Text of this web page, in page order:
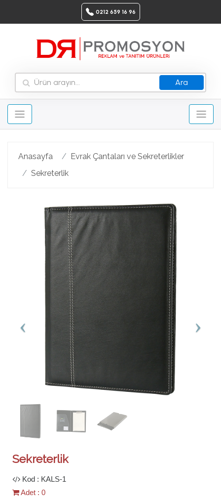
0212 659 16 96
Ara
Anasayfa
Evrak Çantaları ve Sekreterlikler
Sekreterlik
Sekreterlik
Kod : KALS-1
Adet : 0